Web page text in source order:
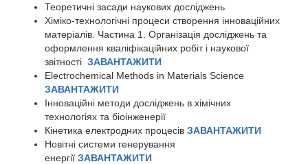
Теоретичні засади наукових досліджень
Хіміко-технологічні процеси створення інноваційних
матеріалів. Частина 1. Організація досліджень та
оформлення кваліфікаційних робіт і наукової
звітності ЗАВАНТАЖИТИ
Electrochemical Methods in Materials Science
ЗАВАНТАЖИТИ
Інноваційні методи досліджень в хімічних
технологіях та біоінженерії
Кінетика електродних процесів ЗАВАНТАЖИТИ
Новітні системи генерування
енергії ЗАВАНТАЖИТИ